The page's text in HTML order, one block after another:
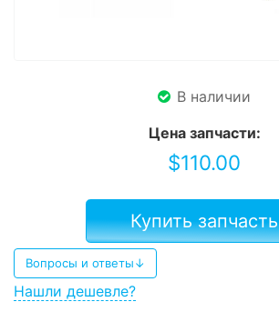
В наличии
Цена запчасти:
$110.00
Купить запчасть
Вопросы и ответы↓
Нашли дешевле?